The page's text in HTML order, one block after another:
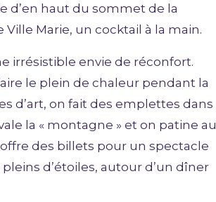
d’en haut du sommet de la
Ville Marie, un cocktail à la main.
irrésistible envie de réconfort.
le plein de chaleur pendant la
d’art, on fait des emplettes dans
la « montagne » et on patine au
des billets pour un spectacle
d’étoiles, autour d’un dîner